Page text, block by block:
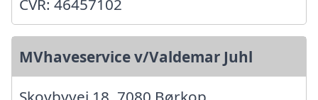
CVR: 46457102
MVhaveservice v/Valdemar Juhl